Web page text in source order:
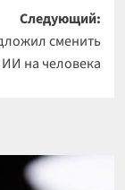
Следующий:
сменить
на человека